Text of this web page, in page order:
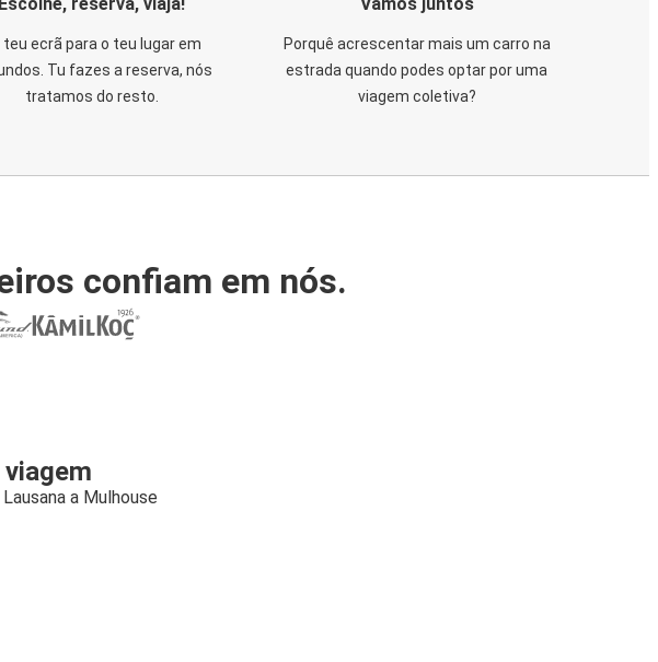
teu ecrã para o teu lugar em
Tu fazes a reserva, nós
tratamos do resto.
Porquê acrescentar mais um carro na
estrada quando podes optar por uma
viagem coletiva?
confiam em nós.
a Mulhouse